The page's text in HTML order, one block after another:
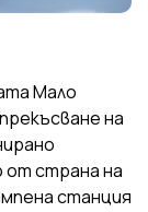
Мало
на
от страна на
станция